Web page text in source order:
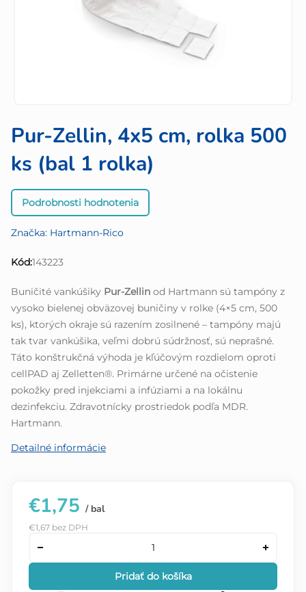
Pur-Zellin, 4x5 cm, rolka 500
ks (bal 1 rolka)
Priemerné
hodnotenie
je
0,0
5
hviezdičiek.
Podrobnosti hodnotenia
Značka: Hartmann-Rico
Kód:143223
Buničité vankúšiky Pur-Zellin od Hartmann sú tampóny z
vysoko bielenej obväzovej buničiny v rolke (4×5 cm, 500
ks), ktorých okraje sú razením zosilnené – tampóny majú
tak tvar vankúšika, veľmi dobrú súdržnosť, sú neprašné.
Táto konštrukčná výhoda je kľúčovým rozdielom oproti
cellPAD aj Zelletten®. Primárne určené na očistenie
pokožky pred injekciami a infúziami a na lokálnu
dezinfekciu. Zdravotnícky prostriedok podľa MDR.
Hartmann.
Detailné informácie
€1,75 / bal
€1,67 bez DPH
Pridať do košíka